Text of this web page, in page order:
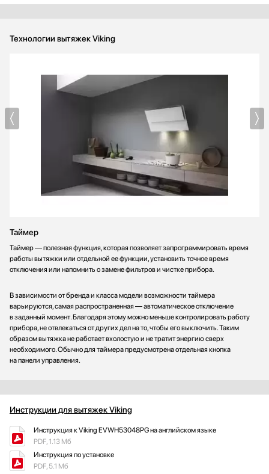
Технологии вытяжек Viking
Таймер
Таймер — полезная функция, которая позволяет запрограммировать время
работы вытяжки или отдельной ее функции, установить точное время
отключения или напомнить о замене фильтров и чистке прибора.
В зависимости от бренда и класса модели возможности таймера
варьируются, самая распространенная — автоматическое отключение
в заданный момент. Благодаря этому можно меньше контролировать работу
прибора, не отвлекаться от других дел на то, чтобы его выключить. Таким
образом вытяжка не работает вхолостую и не тратит энергию сверх
необходимого. Обычно для таймера предусмотрена отдельная кнопка
на панели управления.
Инструкции для вытяжек Viking
Инструкция к Viking EVWH53048PG на английском языке
PDF, 1.13 Мб
Инструкция по установке
PDF, 5.1 Мб